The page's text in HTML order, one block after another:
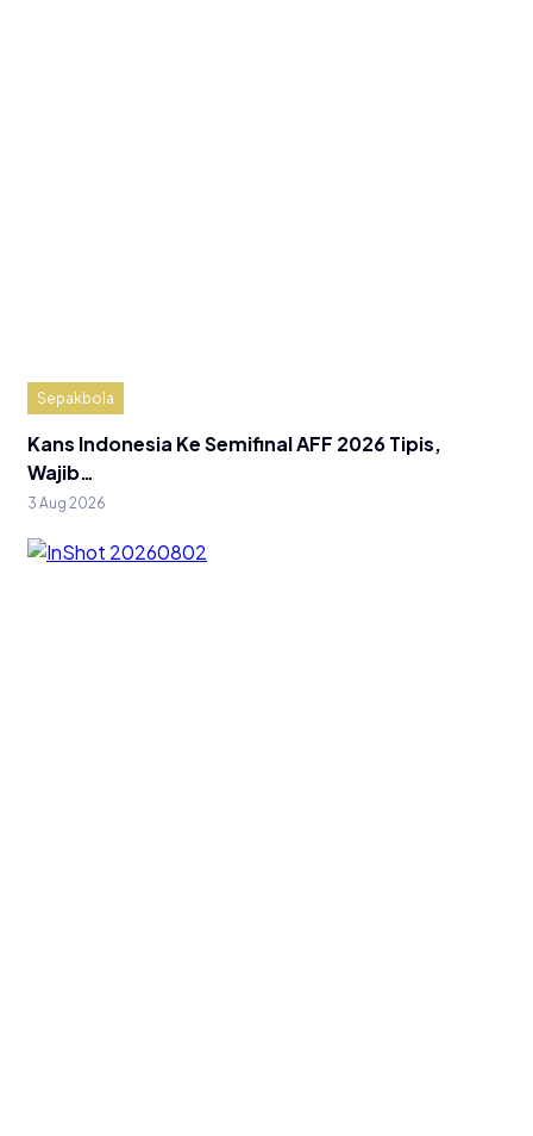
Sepakbola
Kans Indonesia Ke Semifinal AFF 2026 Tipis,
Wajib…
3 Aug 2026